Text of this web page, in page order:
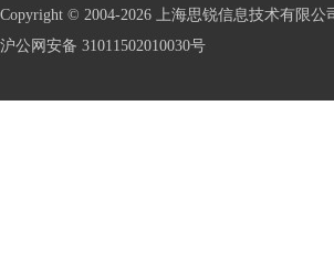
Copyright © 2004-2026 上海思锐信息技术有限公
沪公网安备 31011502010030号